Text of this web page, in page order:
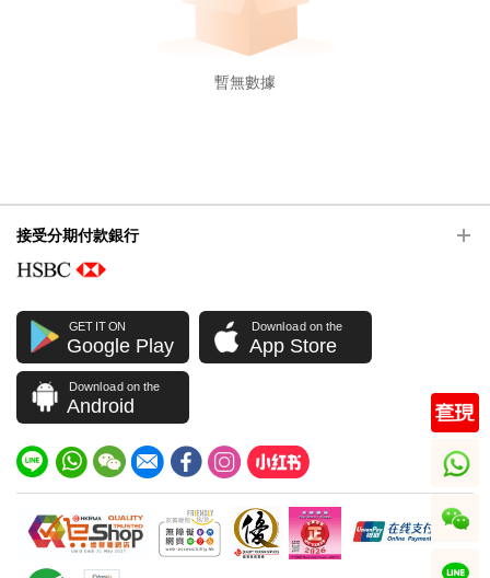
暫無數據
接受分期付款銀行
GET IT ON
Google Play
Download on the
App Store
Download on the
Android
whatsapp